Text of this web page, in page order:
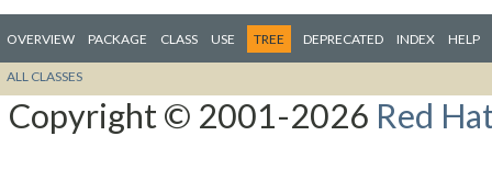
OVERVIEW PACKAGE CLASS USE TREE DEPRECATED INDEX HELP
ALL CLASSES
Copyright © 2001-2026 Red